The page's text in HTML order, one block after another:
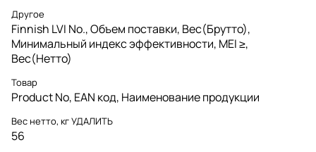
Другое
Finnish LVI No., Объем поставки, Вес(Брутто),
Минимальный индекс эффективности, MEI ≥,
Вес(Нетто)
Товар
Product No, EAN код, Наименование продукции
Вес нетто, кг УДАЛИТЬ
56